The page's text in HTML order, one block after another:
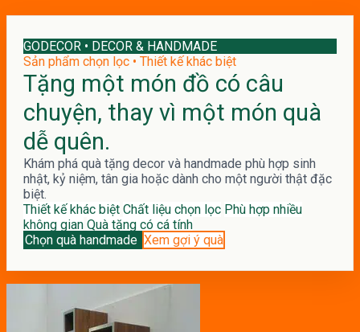
GODECOR • DECOR & HANDMADE
Sản phẩm chọn lọc • Thiết kế khác biệt
Tặng một món đồ có câu
chuyện, thay vì một món quà
dễ quên.
Khám phá quà tặng decor và handmade phù hợp sinh
nhật, kỷ niệm, tân gia hoặc dành cho một người thật đặc
biệt.
Thiết kế khác biệt Chất liệu chọn lọc Phù hợp nhiều
không gian Quà tặng có cá tính
Chọn quà handmade Xem gợi ý quà